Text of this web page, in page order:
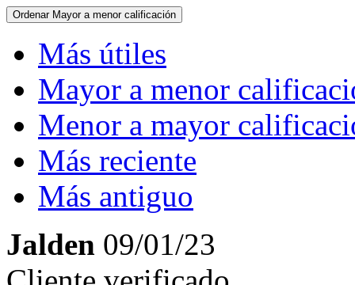
Ordenar Mayor a menor calificación
Más útiles
Mayor a menor
Menor a mayor
Más reciente
Más antiguo
Jalden 09/01/23